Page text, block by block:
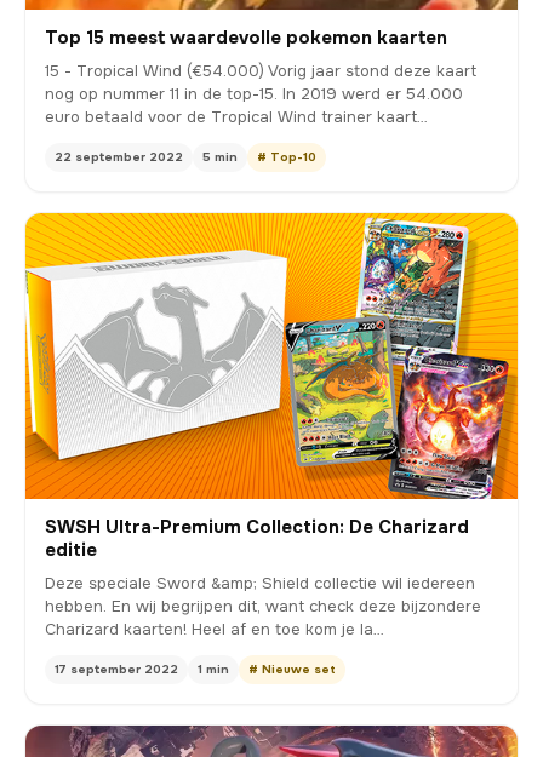
Top 15 meest waardevolle pokemon kaarten
15 - Tropical Wind (€54.000) Vorig jaar stond deze kaart
nog op nummer 11 in de top-15. In 2019 werd er 54.000
euro betaald voor de Tropical Wind trainer kaart…
22 september 2022 5 min # Top-10
SWSH Ultra-Premium Collection: De Charizard
editie
Deze speciale Sword &amp; Shield collectie wil iedereen
hebben. En wij begrijpen dit, want check deze bijzondere
Charizard kaarten! Heel af en toe kom je la…
17 september 2022 1 min # Nieuwe set